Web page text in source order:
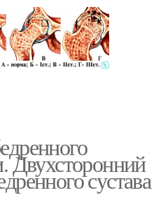
Двухсторонний
сустава